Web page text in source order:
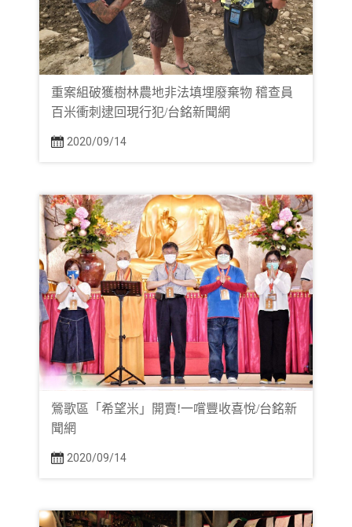
重案組破獲樹林農地非法填埋廢棄物 稽查員
百米衝刺逮回現行犯/台銘新聞網
2020/09/14
鶯歌區「希望米」開賣!一嚐豐收喜悅/台銘新
聞網
2020/09/14